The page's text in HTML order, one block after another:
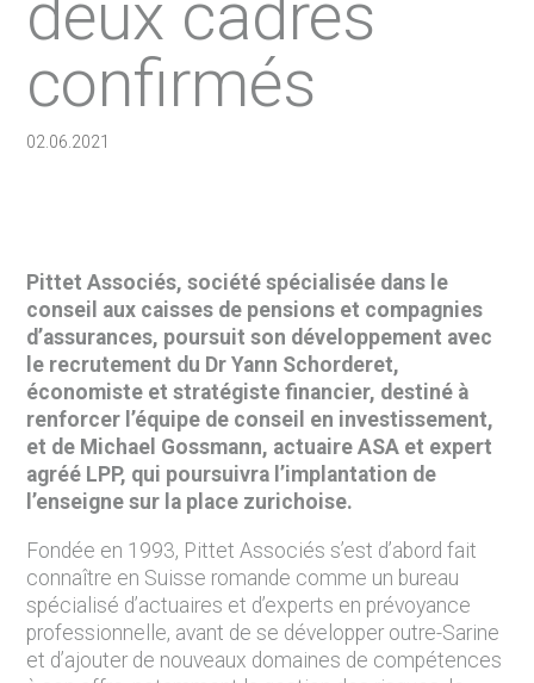
deux cadres
confirmés
02.06.2021
Pittet Associés, société spécialisée dans le
conseil aux caisses de pensions et compagnies
d’assurances, poursuit son développement avec
le recrutement du Dr Yann Schorderet,
économiste et stratégiste financier, destiné à
renforcer l’équipe de conseil en investissement,
et de Michael Gossmann, actuaire ASA et expert
agréé LPP, qui poursuivra l’implantation de
l’enseigne sur la place zurichoise.
Fondée en 1993, Pittet Associés s’est d’abord fait
connaître en Suisse romande comme un bureau
spécialisé d’actuaires et d’experts en prévoyance
professionnelle, avant de se développer outre-Sarine
et d’ajouter de nouveaux domaines de compétences